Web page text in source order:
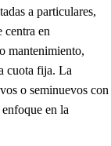
a particulares,
centra en
mantenimiento,
cuota fija. La
o seminuevos con
en la